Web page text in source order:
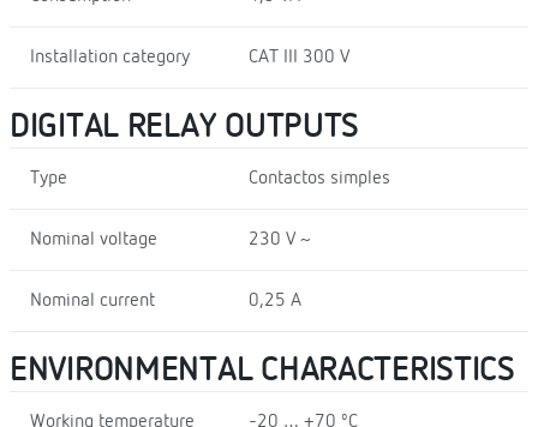
Installation category CAT III 300 V
DIGITAL RELAY OUTPUTS
Type Contactos simples
Nominal voltage 230 V ~
Nominal current 0,25 A
ENVIRONMENTAL CHARACTERISTICS
Working temperature -20 … +70 ºC